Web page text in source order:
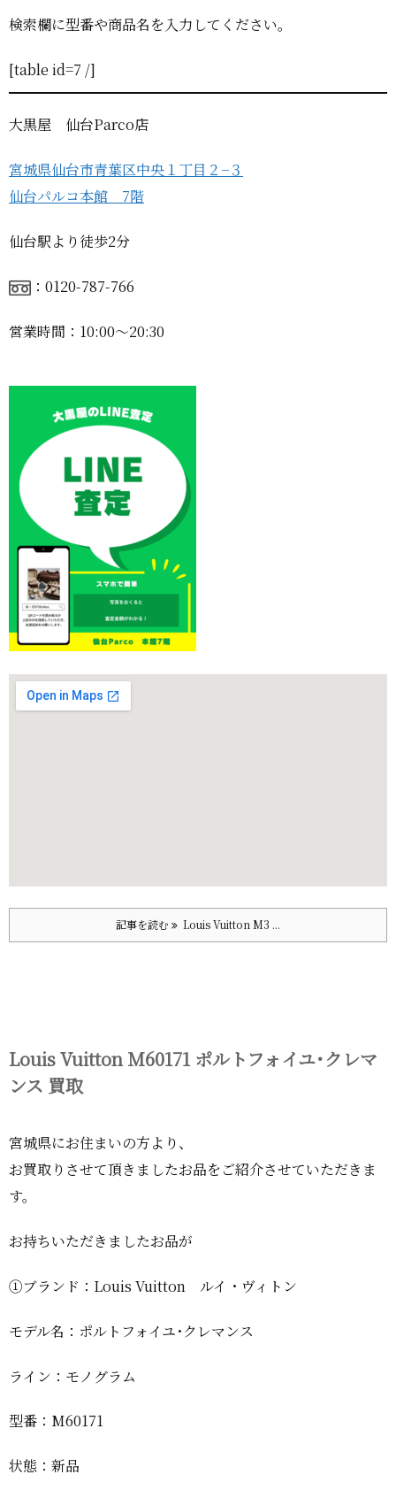
検索欄に型番や商品名を入力してください。
[table id=7 /]
大黒屋 仙台Parco店
宮城県仙台市青葉区中央１丁目２−３
仙台パルコ本館 7階
仙台駅より徒歩2分
：0120-787-766
営業時間：10:00〜20:30
記事を読む Louis Vuitton M3 ...
Louis Vuitton M60171 ポルトフォイユ･クレマ
ンス 買取
宮城県にお住まいの方より、
お買取りさせて頂きましたお品をご紹介させていただきま
す。
お持ちいただきましたお品が
①ブランド：Louis Vuitton ルイ・ヴィトン
モデル名：ポルトフォイユ･クレマンス
ライン：モノグラム
型番：M60171
状態：新品